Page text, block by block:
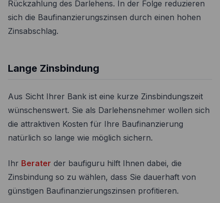
Rückzahlung des Darlehens. In der Folge reduzieren
sich die Baufinanzierungszinsen durch einen hohen
Zinsabschlag.
Lange Zinsbindung
Aus Sicht Ihrer Bank ist eine kurze Zinsbindungszeit
wünschenswert. Sie als Darlehensnehmer wollen sich
die attraktiven Kosten für Ihre Baufinanzierung
natürlich so lange wie möglich sichern.
Ihr Berater der baufiguru hilft Ihnen dabei, die
Zinsbindung so zu wählen, dass Sie dauerhaft von
günstigen Baufinanzierungszinsen profitieren.